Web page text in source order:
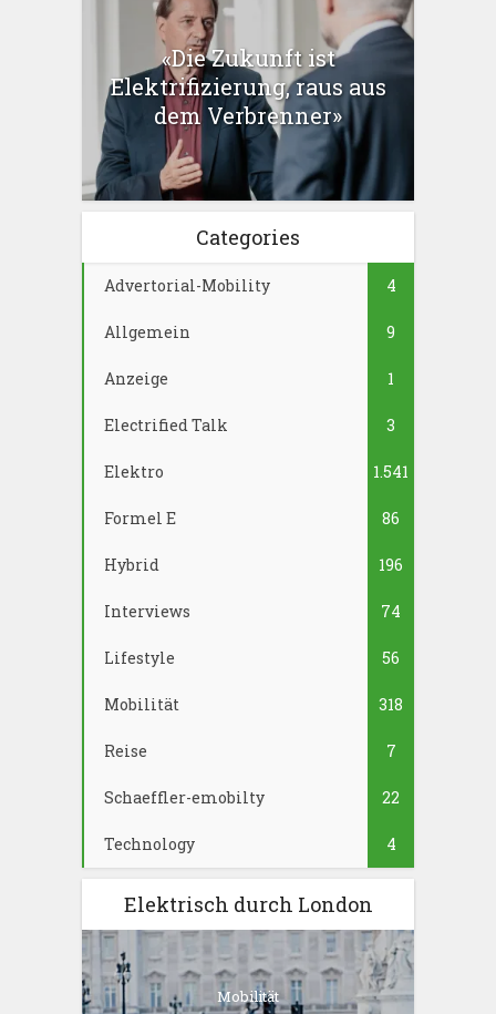
«Die Zukunft ist
Elektrifizierung, raus aus
dem Verbrenner»
Categories
Advertorial-Mobility 4
Allgemein 9
Anzeige 1
Electrified Talk 3
Elektro 1.541
Formel E 86
Hybrid 196
Interviews 74
Lifestyle 56
Mobilität 318
Reise 7
Schaeffler-emobilty 22
Technology 4
Elektrisch durch London
Mobilität